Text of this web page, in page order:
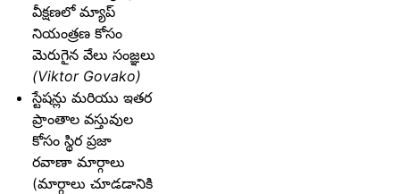
వీక్షణలో మ్యాప్
నియంత్రణ కోసం
మెరుగైన వేలు సంజ్ఞలు
(Viktor Govako)
స్టేషన్లు మరియు ఇతర
ప్రాంతాల వస్తువుల
కోసం స్థిర ప్రజా
రవాణా మార్గాలు
(మార్గాలు చూడడానికి